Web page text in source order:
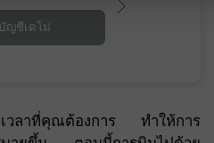
ญชีเดโม่
วลาที่คุณต้องการ ทำให้การ